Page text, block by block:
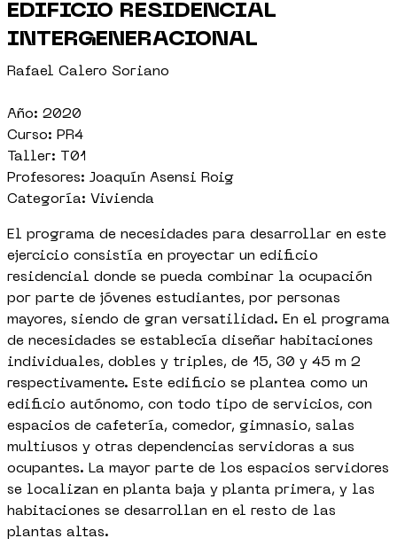
EDIFICIO RESIDENCIAL
INTERGENERACIONAL
Rafael Calero Soriano
Año: 2020
Curso: PR4
Taller: T01
Profesores: Joaquín Asensi Roig
Categoría: Vivienda
El programa de necesidades para desarrollar en este
ejercicio consistía en proyectar un edificio
residencial donde se pueda combinar la ocupación
por parte de jóvenes estudiantes, por personas
mayores, siendo de gran versatilidad. En el programa
de necesidades se establecía diseñar habitaciones
individuales, dobles y triples, de 15, 30 y 45 m 2
respectivamente. Este edificio se plantea como un
edificio autónomo, con todo tipo de servicios, con
espacios de cafetería, comedor, gimnasio, salas
multiusos y otras dependencias servidoras a sus
ocupantes. La mayor parte de los espacios servidores
se localizan en planta baja y planta primera, y las
habitaciones se desarrollan en el resto de las
plantas altas.